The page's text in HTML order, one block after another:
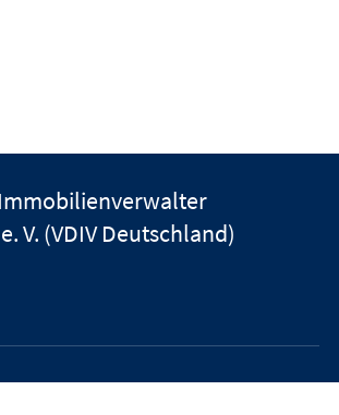
V. (VDIV Deutschland)